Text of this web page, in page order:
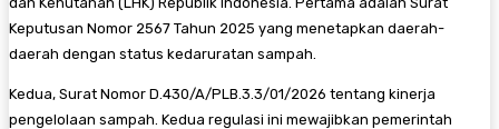
Keputusan Nomor 2567 Tahun 2025 yang menetapkan daerah-
daerah dengan status kedaruratan sampah.
Kedua, Surat Nomor D.430/A/PLB.3.3/01/2026 tentang kinerja
pengelolaan sampah. Kedua regulasi ini mewajibkan pemerintah